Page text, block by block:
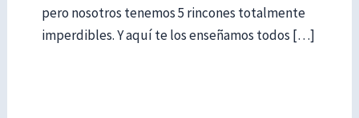
pero nosotros tenemos 5 rincones totalmente
imperdibles. Y aquí te los enseñamos todos […]